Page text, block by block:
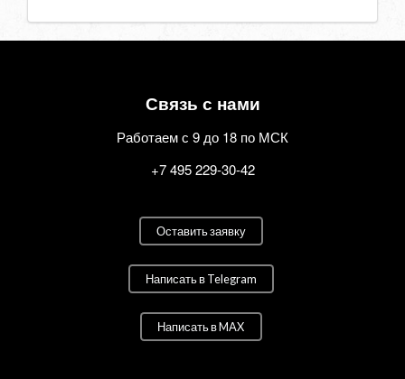
Связь с нами
Работаем с 9 до 18 по МСК
+7 495 229-30-42
Оставить заявку
Написать в Telegram
Написать в MAX